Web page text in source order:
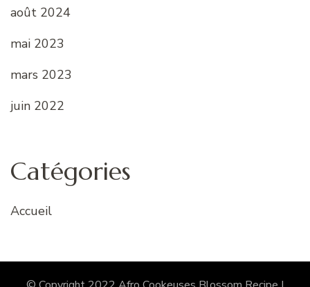
août 2024
mai 2023
mars 2023
juin 2022
Catégories
Accueil